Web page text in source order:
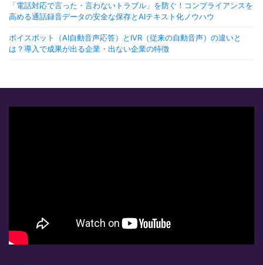
「電話対応で言った・言わないトラブル」を防ぐ！コンプライアンスを
高める通話録音データの安全な保存とAIテキスト化ノウハウ
ボイスボット（AI自動音声応答）とIVR（従来の自動音声）の違いと
は？導入で成果が出る企業・出ない企業の特徴